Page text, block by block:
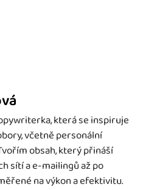
která se inspiruje
včetně personální
obsah, který přináší
sítí a e-mailingů až po
na výkon a efektivitu.